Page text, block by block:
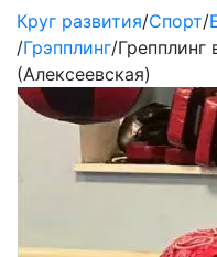
Круг развития/Спорт/
/Грэпплинг/Грепплинг
(Алексеевская)